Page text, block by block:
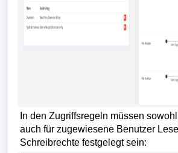
In den Zugriffsregeln müssen
auch für zugewiesene Benutzer
Schreibrechte festgelegt sein: